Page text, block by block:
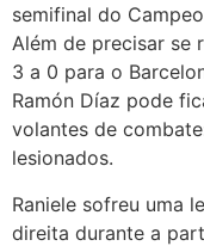
semifinal do
Além de precisar se
3 a 0 para o
Ramón Díaz pode
volantes de
lesionados.
Raniele sofreu uma
direita durante a